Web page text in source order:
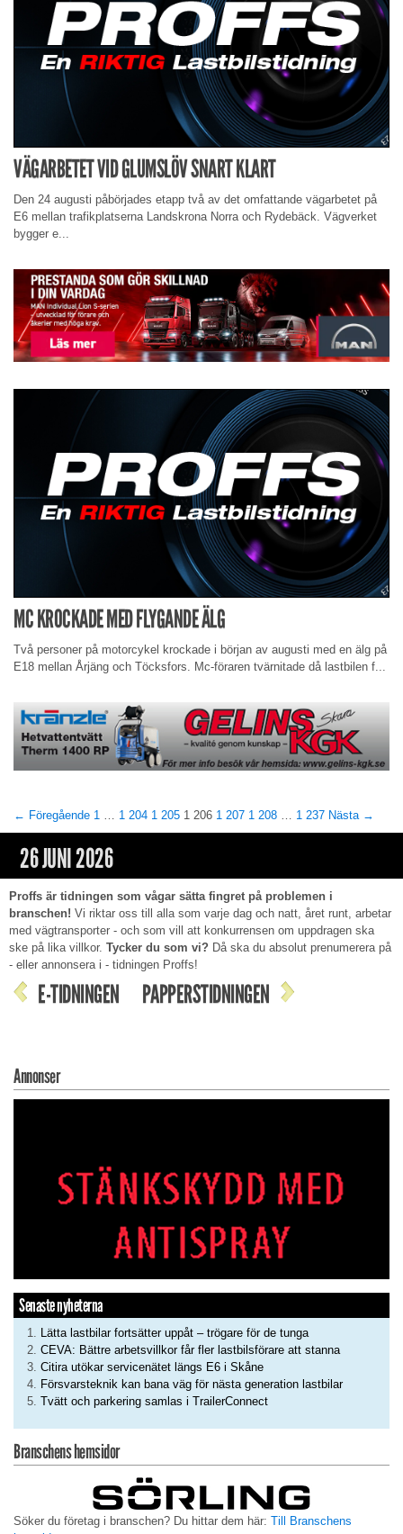
VÄGARBETET VID GLUMSLÖV SNART KLART
Den 24 augusti påbörjades etapp två av det omfattande vägarbetet på
E6 mellan trafikplatserna Landskrona Norra och Rydebäck. Vägverket
bygger e...
MC KROCKADE MED FLYGANDE ÄLG
Två personer på motorcykel krockade i början av augusti med en älg på
E18 mellan Årjäng och Töcksfors. Mc-föraren tvärnitade då lastbilen f...
← Föregående 1 1 204 1 205 1 206 1 207 1 208 1 237 Nästa →
26 JUNI 2026
Proffs är tidningen som vågar sätta fingret på problemen i
branschen! Vi riktar oss till alla som varje dag och natt, året runt, arbetar
med vägtransporter - och som vill att konkurrensen om uppdragen ska
ske på lika villkor. Tycker du som vi? Då ska du absolut prenumerera på
- eller annonsera i - tidningen Proffs!
E-TIDNINGEN PAPPERSTIDNINGEN
Annonser
Senaste nyheterna
Lätta lastbilar fortsätter uppåt – trögare för de tunga
CEVA: Bättre arbetsvillkor får fler lastbilsförare att stanna
Citira utökar servicenätet längs E6 i Skåne
Försvarsteknik kan bana väg för nästa generation lastbilar
Tvätt och parkering samlas i TrailerConnect
Branschens hemsidor
Söker du företag i branschen? Du hittar dem här: Till Branschens